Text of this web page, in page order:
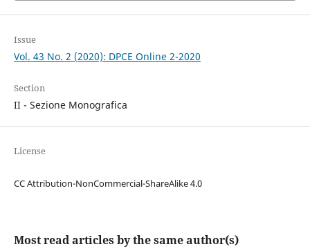
Issue
Vol. 43 No. 2 (2020): DPCE Online 2-2020
Section
II - Sezione Monografica
License
CC Attribution-NonCommercial-ShareAlike 4.0
Most read articles by the same author(s)